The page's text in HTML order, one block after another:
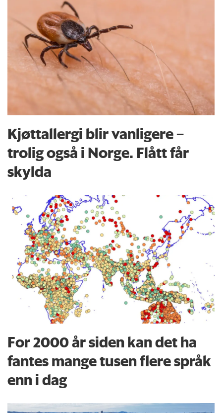
Kjøttallergi blir vanligere –
trolig også i Norge. Flått får
skylda
For 2000 år siden kan det ha
fantes mange tusen flere språk
enn i dag